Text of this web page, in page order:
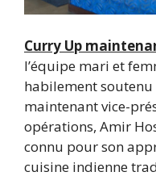
Curry Up
l’équipe mari et
habilement
maintenant vice-
opérations, Amir
connu pour son
cuisine indienne